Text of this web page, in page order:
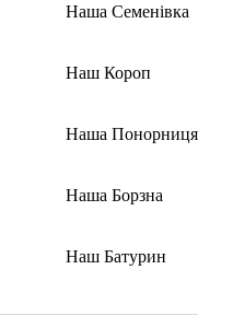
Наша Семенівка
Наш Короп
Наша Понорниця
Наша Борзна
Наш Батурин